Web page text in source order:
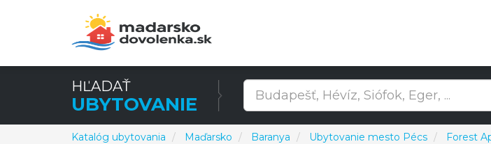
HĽADAŤ
UBYTOVANIE
Katalóg ubytovania Maďarsko Baranya Ubytovanie mesto Pécs Forest